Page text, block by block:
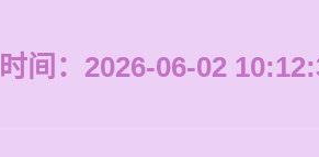
时间：2026-06-02